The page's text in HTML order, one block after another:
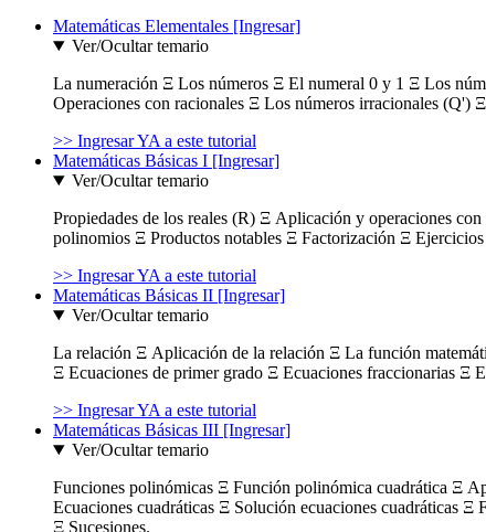
Matemáticas Elementales [Ingresar]
Ver/Ocultar temario
La numeración Ξ Los números Ξ El numeral 0 y 1 Ξ Los
Operaciones con racionales Ξ Los números irracionales (Q')
>> Ingresar YA a este tutorial
Matemáticas Básicas I [Ingresar]
Ver/Ocultar temario
Propiedades de los reales (R) Ξ Aplicación y operaciones
polinomios Ξ Productos notables Ξ Factorización Ξ
>> Ingresar YA a este tutorial
Matemáticas Básicas II [Ingresar]
Ver/Ocultar temario
La relación Ξ Aplicación de la relación Ξ La función
Ξ Ecuaciones de primer grado Ξ Ecuaciones fraccionarias
>> Ingresar YA a este tutorial
Matemáticas Básicas III [Ingresar]
Ver/Ocultar temario
Funciones polinómicas Ξ Función polinómica cuadrática Ξ
Ecuaciones cuadráticas Ξ Solución ecuaciones cuadráticas
Ξ Sucesiones.